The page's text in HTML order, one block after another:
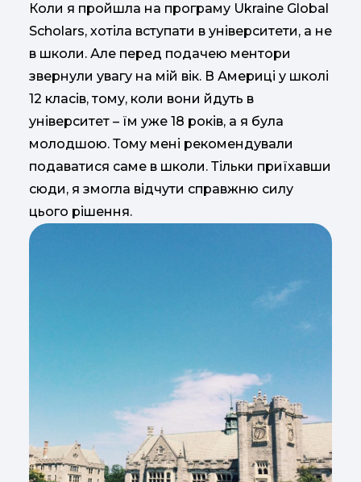
Коли я пройшла на програму Ukraine Global
Scholars, хотіла вступати в університети, а не
в школи. Але перед подачею ментори
звернули увагу на мій вік. В Америці у школі
12 класів, тому, коли вони йдуть в
університет – їм уже 18 років, а я була
молодшою. Тому мені рекомендували
подаватися саме в школи. Тільки приїхавши
сюди, я змогла відчути справжню силу
цього рішення.